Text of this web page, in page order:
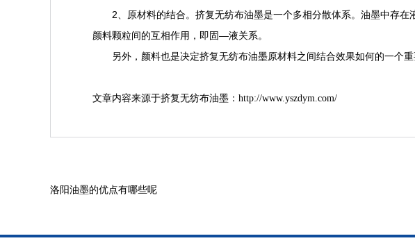
2、原材料的结合。挤复无纺布油墨是一个多相分散体系。油墨中存在
颜料颗粒间的互相作用，即固—液关系。
另外，颜料也是决定挤复无纺布油墨原材料之间结合效果如何的一个重
文章内容来源于挤复无纺布油墨： http://www.yszdym.com/
洛阳油墨的优点有哪些呢